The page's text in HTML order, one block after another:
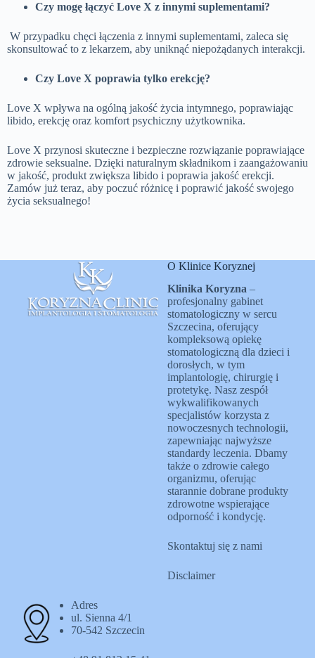
Czy mogę łączyć Love X z innymi suplementami?
W przypadku chęci łączenia z innymi suplementami, zaleca się
skonsultować to z lekarzem, aby uniknąć niepożądanych interakcji.
Czy Love X poprawia tylko erekcję?
Love X wpływa na ogólną jakość życia intymnego, poprawiając
libido, erekcję oraz komfort psychiczny użytkownika.
Love X przynosi skuteczne i bezpieczne rozwiązanie poprawiające
zdrowie seksualne. Dzięki naturalnym składnikom i zaangażowaniu
w jakość, produkt zwiększa libido i poprawia jakość erekcji.
Zamów już teraz, aby poczuć różnicę i poprawić jakość swojego
życia seksualnego!
O Klinice Koryznej
Klinika Koryzna–
profesjonalny gabinet
stomatologiczny w sercu
Szczecina, oferujący
kompleksową opiekę
stomatologiczną dla dzieci i
dorosłych, w tym
implantologię, chirurgię i
protetykę. Nasz zespół
wykwalifikowanych
specjalistów korzysta z
nowoczesnych technologii,
zapewniając najwyższe
standardy leczenia. Dbamy
także o zdrowie całego
organizmu, oferując
starannie dobrane produkty
zdrowotne wspierające
odporność i kondycję.
Skontaktuj się z nami
Disclaimer
Adres
ul. Sienna 4/1
70-542 Szczecin